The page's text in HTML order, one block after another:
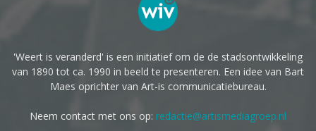
'Weert is veranderd' is een initiatief om de de stadsontwikkeling
van 1890 tot ca. 1990 in beeld te presenteren. Een idee van Bart
Maes oprichter van Art-is communicatiebureau.
Neem contact met ons op: redactie@artismediagroep.nl